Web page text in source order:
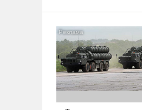
ударами судьбы,
ответственность,
слабым, идти
адаптироваться.